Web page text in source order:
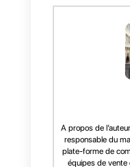
sur
fait pour
comme